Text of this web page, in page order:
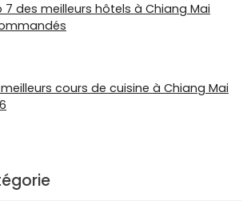
7 des meilleurs hôtels à Chiang Mai
meilleurs cours de cuisine à Chiang Mai